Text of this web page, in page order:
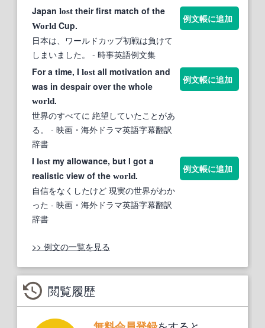
Japan lost their first match of the
World Cup.
日本は、ワールドカップ初戦は負けて
しまいました。
- 時事英語例文集
例文帳に追加
For a time, I lost all motivation and
was in despair over the whole
world.
世界のすべてに 絶望していたことがあ
る。
- 映画・海外ドラマ英語字幕翻訳
辞書
例文帳に追加
I lost my allowance, but I got a
realistic view of the world.
自信をなくしたけど 現実の世界がわか
った - 映画・海外ドラマ英語字幕翻訳
辞書
例文帳に追加
>> 例文の一覧を見る
閲覧履歴